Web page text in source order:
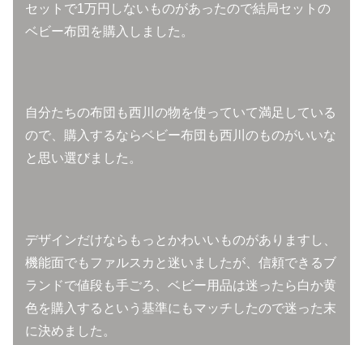
セットで1万円しないものがあったので結局セットの
ベビー布団を購入しました。
自分たちの布団も西川の物を使っていて満足している
ので、購入するならベビー布団も西川のものがいいな
と思い選びました。
デザインだけならもっとかわいいものがありますし、
機能面でもファルスカと迷いましたが、信頼できるブ
ランドで値段も手ごろ、ベビー用品は迷ったら白か黄
色を購入するという基準にもマッチしたので迷った末
に決めました。